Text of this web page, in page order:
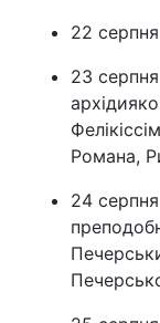
22
23
Романа,
24